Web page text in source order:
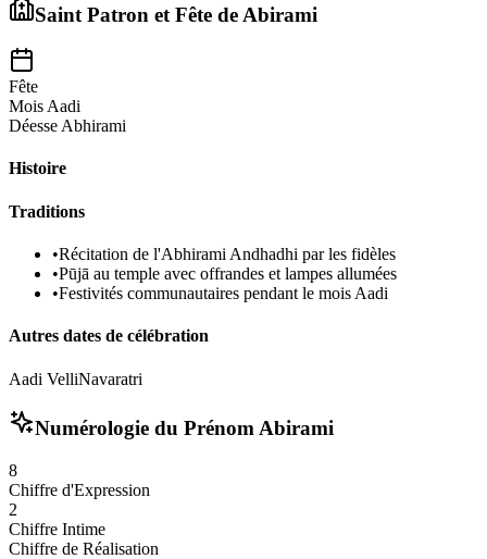
Saint Patron et Fête de Abirami
Fête
Mois Aadi
Déesse Abhirami
Histoire
Traditions
•Récitation de l'Abhirami Andhadhi par les fidèles
•Pūjā au temple avec offrandes et lampes allumées
•Festivités communautaires pendant le mois Aadi
Autres dates de célébration
Aadi VelliNavaratri
Numérologie du PrénomAbirami
8
Chiffre d'Expression
2
Chiffre Intime
Chiffre de Réalisation